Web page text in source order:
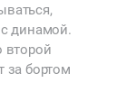
с динамой.
второй
за бортом